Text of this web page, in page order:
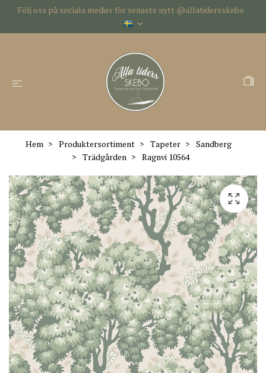
Följ oss på sociala medier för senaste nytt @allatidersskebo
Hem Produktersortiment Tapeter
Sandberg
Trädgården
Ragnvi 10564